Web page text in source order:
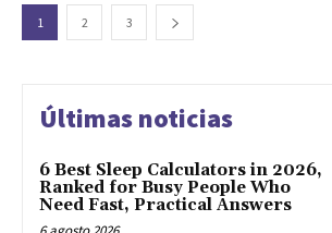
1 2 3
Últimas noticias
6 Best Sleep Calculators in 2026,
Ranked for Busy People Who
Need Fast, Practical Answers